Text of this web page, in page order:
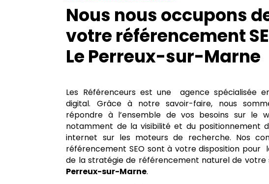
Nous nous occupons
votre référencement
Le Perreux-sur-Marne
Les Référenceurs est une agence spécialisée
digital. Grâce à notre savoir-faire, nous
répondre à l’ensemble de vos besoins sur le
notamment de la visibilité et du positionnement
internet sur les moteurs de recherche. Nos
référencement SEO sont à votre disposition pour
de la stratégie de référencement naturel de votre
Perreux-sur-Marne.